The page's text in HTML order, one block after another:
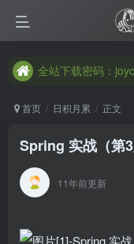
全站下载密码：
全站下载密码：
全站下载密码：
首页 日积月累 正文
Spring 实战（第3
11年前更新